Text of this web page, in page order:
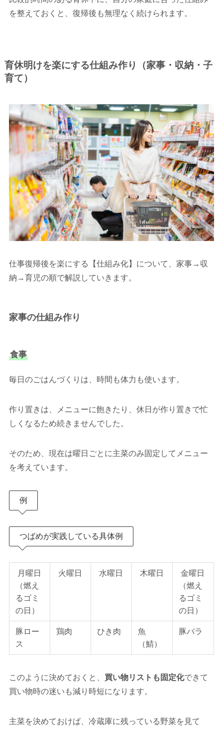
を整えておくと、復帰後も無理なく続けられます。
育休明けを楽にする仕組み作り（家事・収納・子
育て）
仕事復帰後を楽にする【仕組み化】について、家事→収
納→育児の順で解説していきます。
家事の仕組み作り
食事
毎日のごはんづくりは、時間も体力も使います。
作り置きは、メニューに飽きたり、休日が作り置きで忙
しくなるため続きませんでした。
そのため、現在は曜日ごとに主菜のみ固定してメニュー
を考えています。
例
つばめが実践している具体例
月曜日
（燃え
るゴミ
の日）
火曜日 水曜日 木曜日
金曜日
（燃え
るゴミ
の日）
豚ロー
ス
鶏肉 ひき肉
魚
（鯖）
豚バラ
このように決めておくと、 買い物リストも固定化できて
買い物時の迷いも減り時短になります。
主菜を決めておけば、冷蔵庫に残っている野菜を見て